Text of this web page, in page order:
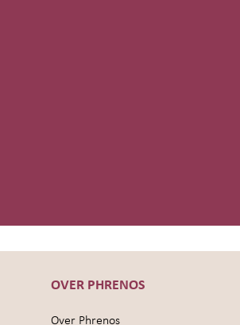
OVER PHRENOS
Over Phrenos